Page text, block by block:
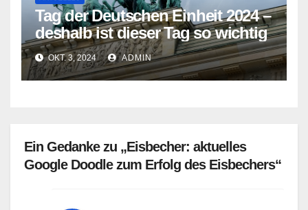
Tag der Deutschen Einheit 2024 –
deshalb ist dieser Tag so wichtig
OKT. 3, 2024 ADMIN
Ein Gedanke zu „Eisbecher: aktuelles
Google Doodle zum Erfolg des Eisbechers“